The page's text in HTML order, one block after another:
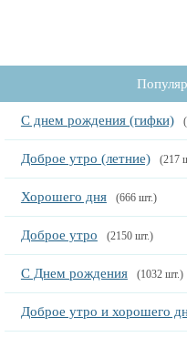
С днем рождения (гифки)
Доброе утро (летние) (217
Хорошего дня (666 шт.)
Доброе утро (2150 шт.)
С Днем рождения (1032 шт.)
Доброе утро и хорошего